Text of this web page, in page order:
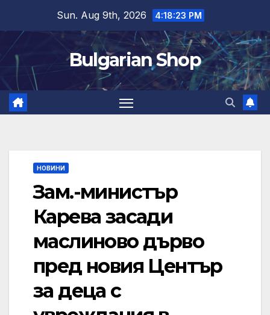
content
Sun. Aug 9th, 2026 4:18:24 PM
Bulgarian Shop
НОВИНИ
Зам.-министър
Карева засади
маслиново дърво
пред новия Център
за деца с